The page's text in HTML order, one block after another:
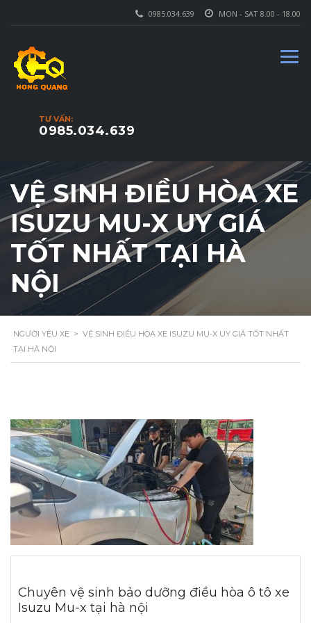
MON - SAT 8.00 - 18.00
0985.034.639
TƯ VẤN:
0985.034.639
VỆ SINH ĐIỀU HÒA XE
ISUZU MU-X UY GIÁ
TỐT NHẤT TẠI HÀ
NỘI
NGƯỜI YÊU XE > VỆ SINH ĐIỀU HÒA XE ISUZU MU-X UY GIÁ TỐT NHẤT
TẠI HÀ NỘI
Chuyên vệ sinh bảo dưỡng điều hòa ô tô xe
Isuzu Mu-x tại hà nội